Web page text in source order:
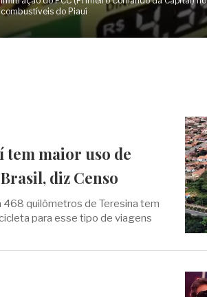
combustíveis do Piauí
tem maior uso de
diz Censo
468 quilômetros de Teresina tem
para esse tipo de viagens